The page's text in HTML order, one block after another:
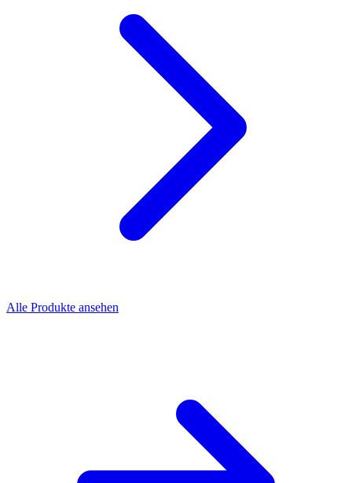
Alle Produkte ansehen